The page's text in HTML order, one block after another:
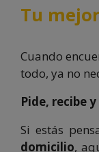
Tu
Cuando
todo, ya no
Pide, recibe
Si estás
domicilio,